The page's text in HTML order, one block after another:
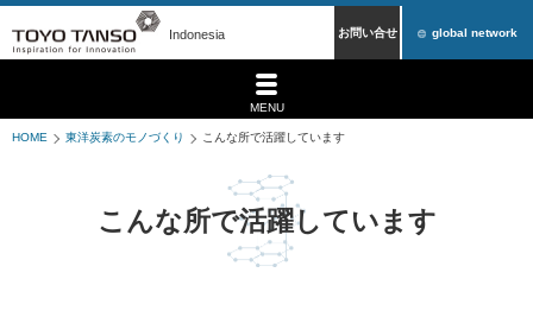
Indonesia お問い合せ global network
MENU
HOME 東洋炭素のモノづくり こんな所で活躍しています
こんな所で活躍しています